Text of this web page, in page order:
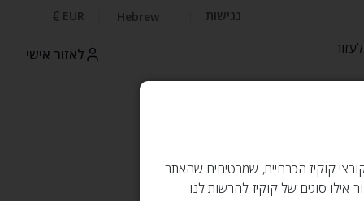
€ EUR Hebrew נגישות
קוקיז הכרחיים, שמבטיחים שהאתר
סוגים של קוקיז להרשות לנו
לאזור אישי